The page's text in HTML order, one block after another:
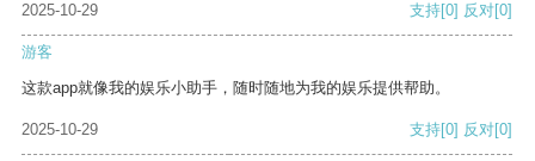
2025-10-29 支持[0] 反对[0]
游客
这款app就像我的娱乐小助手，随时随地为我的娱乐提供帮助。
2025-10-29 支持[0] 反对[0]